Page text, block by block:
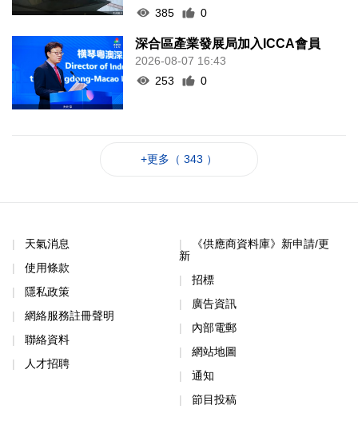
385
0
深合區產業發展局加入ICCA會員
2026-08-07 16:43
253
0
+更多（ 343 ）
天氣消息
使用條款
隱私政策
網絡服務註冊聲明
聯絡資料
人才招聘
《供應商資料庫》新申請/更
新
招標
廣告資訊
內部電郵
網站地圖
通知
節目投稿